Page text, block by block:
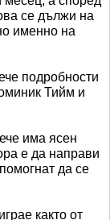
се дължи на
именно на
подробности
Тийм и
има ясен
е да направи
да се
както от